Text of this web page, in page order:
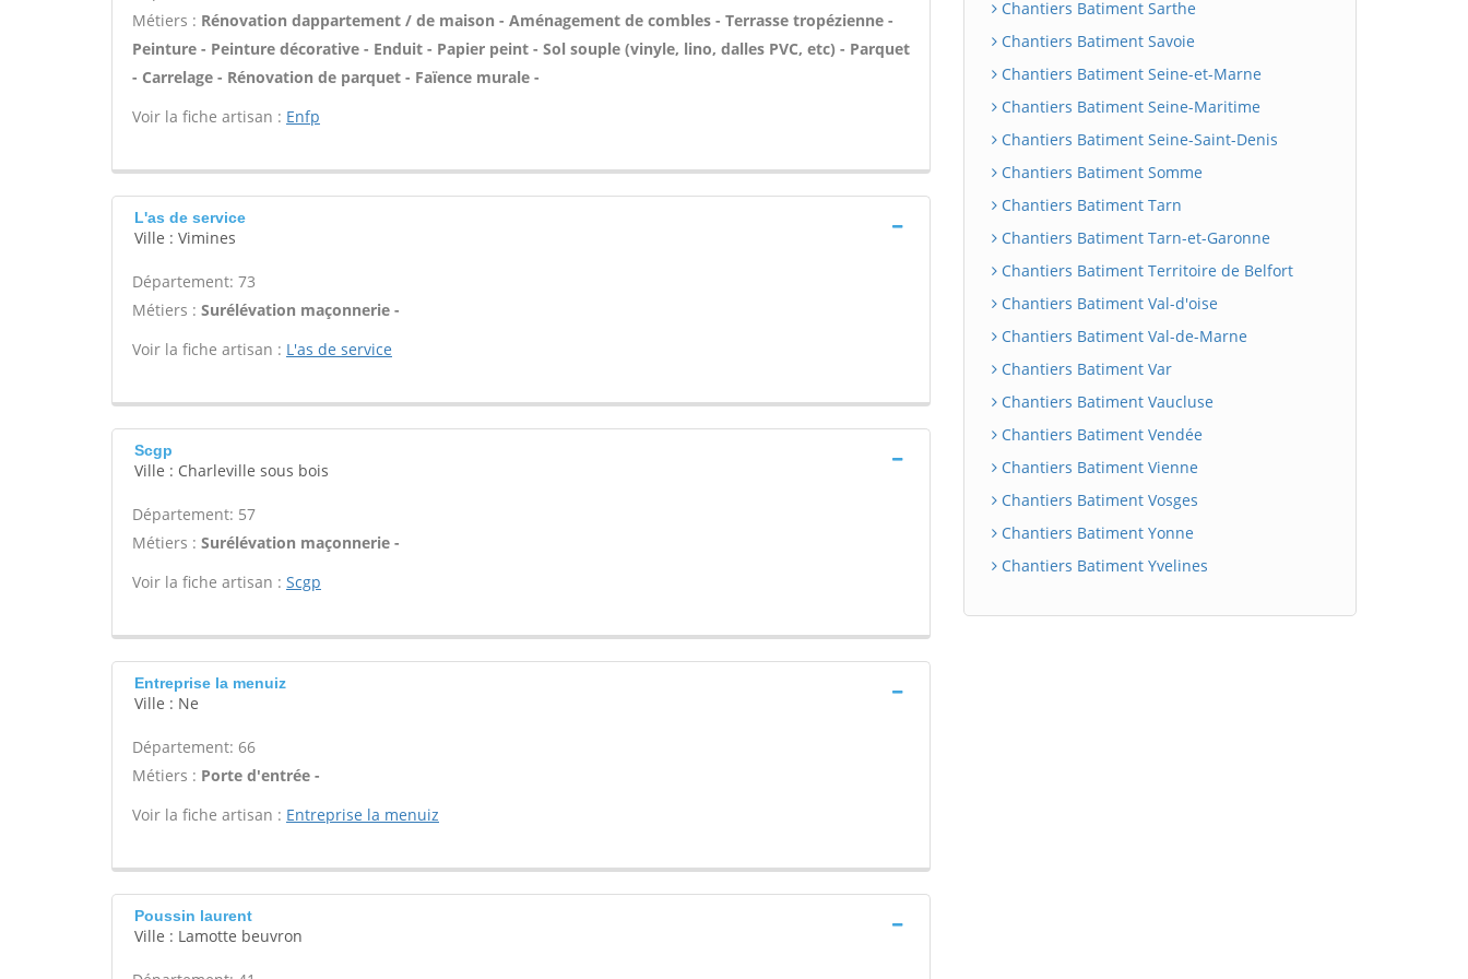
Métiers : Rénovation dappartement / de maison - Aménagement de combles - Terrasse tropézienne -
Peinture - Peinture décorative - Enduit - Papier peint - Sol souple (vinyle, lino, dalles PVC, etc) - Parquet
- Carrelage - Rénovation de parquet - Faïence murale -
Voir la fiche artisan : Enfp
L'as de service
Ville : Vimines
Département: 73
Métiers : Surélévation maçonnerie -
Voir la fiche artisan : L'as de service
Scgp
Ville : Charleville sous bois
Département: 57
Métiers : Surélévation maçonnerie -
Voir la fiche artisan : Scgp
Entreprise la menuiz
Ville : Ne
Département: 66
Métiers : Porte d'entrée -
Voir la fiche artisan : Entreprise la menuiz
Poussin laurent
Ville : Lamotte beuvron
Chantiers Batiment Sarthe
Chantiers Batiment Savoie
Chantiers Batiment Seine-et-Marne
Chantiers Batiment Seine-Maritime
Chantiers Batiment Seine-Saint-Denis
Chantiers Batiment Somme
Chantiers Batiment Tarn
Chantiers Batiment Tarn-et-Garonne
Chantiers Batiment Territoire de Belfort
Chantiers Batiment Val-d'oise
Chantiers Batiment Val-de-Marne
Chantiers Batiment Var
Chantiers Batiment Vaucluse
Chantiers Batiment Vendée
Chantiers Batiment Vienne
Chantiers Batiment Vosges
Chantiers Batiment Yonne
Chantiers Batiment Yvelines